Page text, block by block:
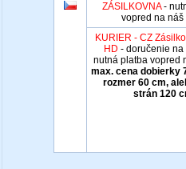
ZÁSILKOVNA-
vopred na náš
KURIER - CZ
HD - doručenie na
nutná platba vopred
max. cena dobierky
rozmer 60 cm,
strán 120